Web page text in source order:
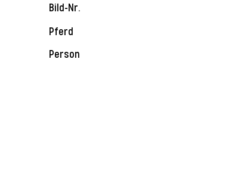
Bild-Nr.
Pferd
Person